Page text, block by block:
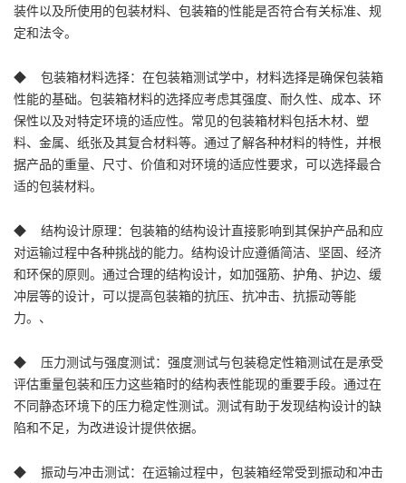
装件以及所使用的包装材料、包装箱的性能是否符合有关标准、规
定和法令。
◆ 包装箱材料选择：在包装箱测试学中，材料选择是确保包装箱
性能的基础。包装箱材料的选择应考虑其强度、耐久性、成本、环
保性以及对特定环境的适应性。常见的包装箱材料包括木材、塑
料、金属、纸张及其复合材料等。通过了解各种材料的特性，并根
据产品的重量、尺寸、价值和对环境的适应性要求，可以选择最合
适的包装材料。
◆ 结构设计原理：包装箱的结构设计直接影响到其保护产品和应
对运输过程中各种挑战的能力。结构设计应遵循简洁、坚固、经济
和环保的原则。通过合理的结构设计，如加强筋、护角、护边、缓
冲层等的设计，可以提高包装箱的抗压、抗冲击、抗振动等能
力。、
◆ 压力测试与强度测试：强度测试与包装稳定性箱测试在是承受
评估重量包装和压力这些箱时的结构表性能现的重要手段。通过在
不同静态环境下的压力稳定性测试。测试有助于发现结构设计的缺
陷和不足，为改进设计提供依据。
◆ 振动与冲击测试：在运输过程中，包装箱经常受到振动和冲击